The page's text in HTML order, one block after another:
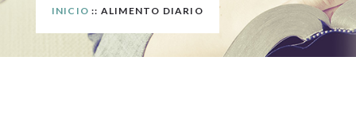
INICIO :: ALIMENTO DIARIO